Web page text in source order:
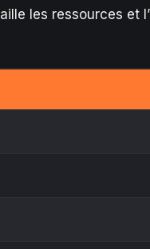
les ressources et